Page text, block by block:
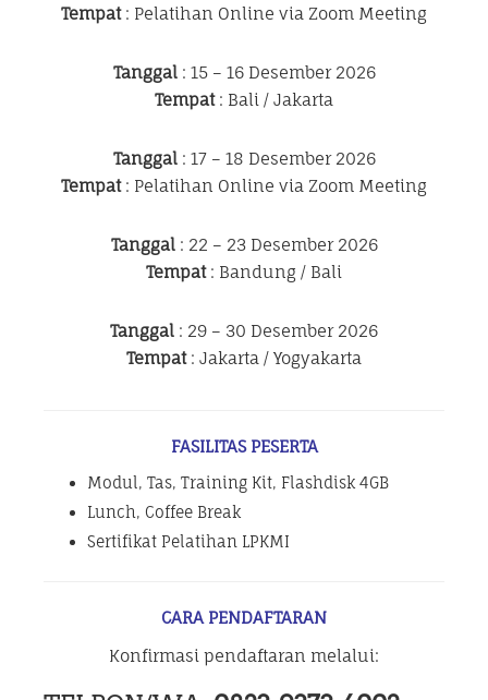
Tempat: Pelatihan Online via Zoom Meeting
Tanggal: 15 – 16 Desember 2026
Tempat: Bali / Jakarta
Tanggal: 17 – 18 Desember 2026
Tempat: Pelatihan Online via Zoom Meeting
Tanggal: 22 – 23 Desember 2026
Tempat: Bandung / Bali
Tanggal : 29 – 30 Desember 2026
Tempat: Jakarta / Yogyakarta
FASILITAS PESERTA
Modul, Tas, Training Kit, Flashdisk 4GB
Lunch, Coffee Break
Sertifikat Pelatihan LPKMI
CARA PENDAFTARAN
Konfirmasi pendaftaran melalui: